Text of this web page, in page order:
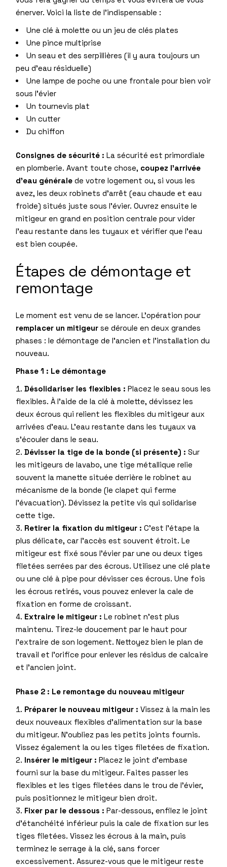
énerver. Voici la liste de l’indispensable :
Une clé à molette ou un jeu de clés plates
Une pince multiprise
Un seau et des serpillières (il y aura toujours un
peu d’eau résiduelle)
Une lampe de poche ou une frontale pour bien voir
sous l’évier
Un tournevis plat
Un cutter
Du chiffon
Consignes de sécurité : La sécurité est primordiale
en plomberie. Avant toute chose, coupez l’arrivée
d’eau générale de votre logement ou, si vous les
avez, les deux robinets d’arrêt (eau chaude et eau
froide) situés juste sous l’évier. Ouvrez ensuite le
mitigeur en grand en position centrale pour vider
l’eau restante dans les tuyaux et vérifier que l’eau
est bien coupée.
Étapes de démontage et
remontage
Le moment est venu de se lancer. L’opération pour
remplacer un mitigeur se déroule en deux grandes
phases : le démontage de l’ancien et l’installation du
nouveau.
Phase 1 : Le démontage
Désolidariser les flexibles : Placez le seau sous les
flexibles. À l’aide de la clé à molette, dévissez les
deux écrous qui relient les flexibles du mitigeur aux
arrivées d’eau. L’eau restante dans les tuyaux va
s’écouler dans le seau.
Dévisser la tige de la bonde (si présente) : Sur
les mitigeurs de lavabo, une tige métallique relie
souvent la manette située derrière le robinet au
mécanisme de la bonde (le clapet qui ferme
l’évacuation). Dévissez la petite vis qui solidarise
cette tige.
Retirer la fixation du mitigeur : C’est l’étape la
plus délicate, car l’accès est souvent étroit. Le
mitigeur est fixé sous l’évier par une ou deux tiges
filetées serrées par des écrous. Utilisez une clé plate
ou une clé à pipe pour dévisser ces écrous. Une fois
les écrous retirés, vous pouvez enlever la cale de
fixation en forme de croissant.
Extraire le mitigeur : Le robinet n’est plus
maintenu. Tirez-le doucement par le haut pour
l’extraire de son logement. Nettoyez bien le plan de
travail et l’orifice pour enlever les résidus de calcaire
et l’ancien joint.
Phase 2 : Le remontage du nouveau mitigeur
Préparer le nouveau mitigeur : Vissez à la main les
deux nouveaux flexibles d’alimentation sur la base
du mitigeur. N’oubliez pas les petits joints fournis.
Vissez également la ou les tiges filetées de fixation.
Insérer le mitigeur : Placez le joint d’embase
fourni sur la base du mitigeur. Faites passer les
flexibles et les tiges filetées dans le trou de l’évier,
puis positionnez le mitigeur bien droit.
Fixer par le dessous : Par-dessous, enfilez le joint
d’étanchéité inférieur puis la cale de fixation sur les
tiges filetées. Vissez les écrous à la main, puis
terminez le serrage à la clé, sans forcer
excessivement. Assurez-vous que le mitigeur reste